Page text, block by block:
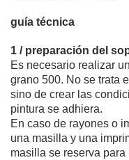
guía técnica
1 / preparación del
Es necesario realizar
grano 500. No se trata
sino de crear las
pintura se adhiera.
En caso de rayones o
una masilla y una
masilla se reserva